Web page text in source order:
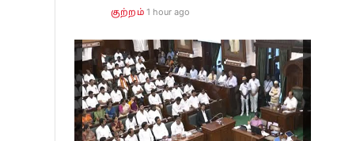
குற்றம் 1 hour ago